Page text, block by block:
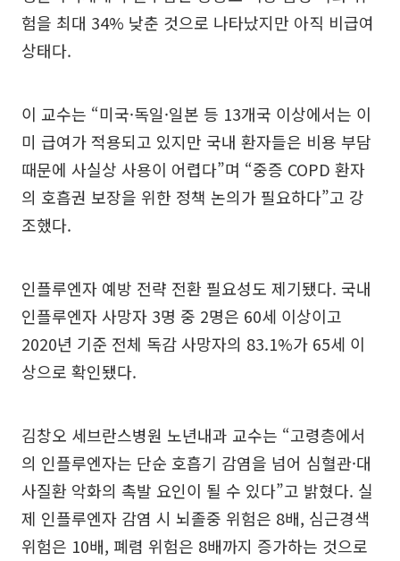
험을 최대 34% 낮춘 것으로 나타났지만 아직 비급여
상태다.
이 교수는 “미국·독일·일본 등 13개국 이상에서는 이
미 급여가 적용되고 있지만 국내 환자들은 비용 부담
때문에 사실상 사용이 어렵다”며 “중증 COPD 환자
의 호흡권 보장을 위한 정책 논의가 필요하다”고 강
조했다.
인플루엔자 예방 전략 전환 필요성도 제기됐다. 국내
인플루엔자 사망자 3명 중 2명은 60세 이상이고
2020년 기준 전체 독감 사망자의 83.1%가 65세 이
상으로 확인됐다.
김창오 세브란스병원 노년내과 교수는 “고령층에서
의 인플루엔자는 단순 호흡기 감염을 넘어 심혈관·대
사질환 악화의 촉발 요인이 될 수 있다”고 밝혔다. 실
제 인플루엔자 감염 시 뇌졸중 위험은 8배, 심근경색
위험은 10배, 폐렴 위험은 8배까지 증가하는 것으로